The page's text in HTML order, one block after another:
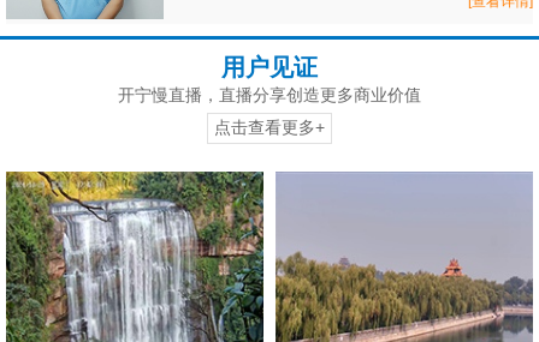
用户见证
开宁慢直播，直播分享创造更多商业价值
点击查看更多+